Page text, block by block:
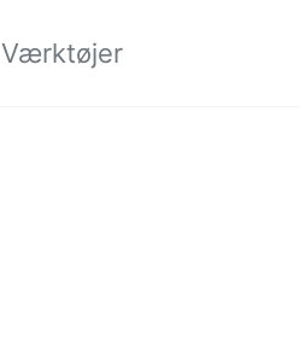
Værktøjer